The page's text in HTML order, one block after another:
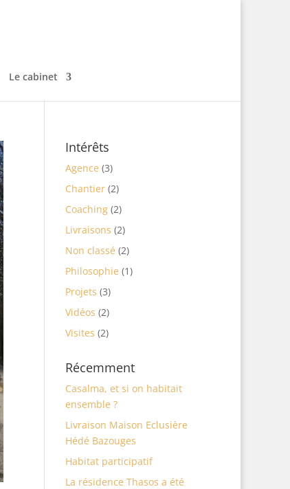
Le cabinet
Intérêts
Agence (3)
Chantier(2)
Coaching(2)
Livraisons (2)
Non classé (2)
Philosophie (1)
Projets (3)
Vidéos (2)
Visites (2)
Récemment
Casalma, et si on habitait
ensemble ?
Livraison Maison Eclusière
Hédé Bazouges
Habitat participatif
La résidence Thasos a été